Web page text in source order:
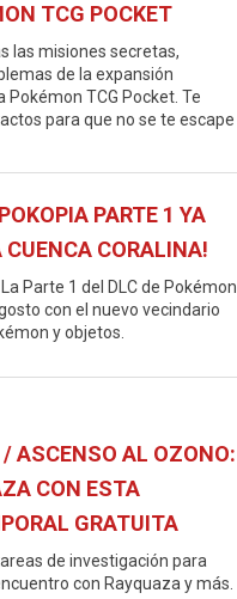
TCG POCKET
las misiones secretas,
de la expansión
Pokémon TCG Pocket. Te
para que no se te escape
PARTE 1 YA
CUENCA CORALINA!
Parte 1 del DLC de Pokémon
con el nuevo vecindario
y objetos.
ASCENSO AL OZONO:
CON ESTA
GRATUITA
de investigación para
con Rayquaza y más.